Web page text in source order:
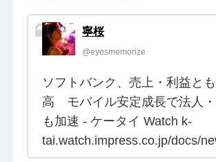
寧桜
@eyesmemorize
ソフトバンク、売上・利益と
高 モバイル安定成長で法人
も加速 - ケータイ Watch k-
tai.watch.impress.co.jp/docs/